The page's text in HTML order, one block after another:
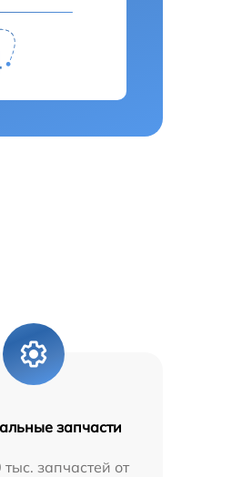
запчасти
запчастей от